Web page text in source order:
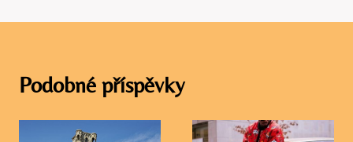
Podobné příspěvky